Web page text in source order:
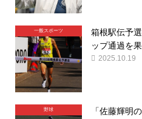
一般スポーツ
箱根駅伝予
ップ通過を
2025.10.19
野球
「佐藤輝明